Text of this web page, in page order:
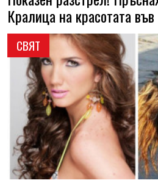
СВЯТ
Кралица на красотата